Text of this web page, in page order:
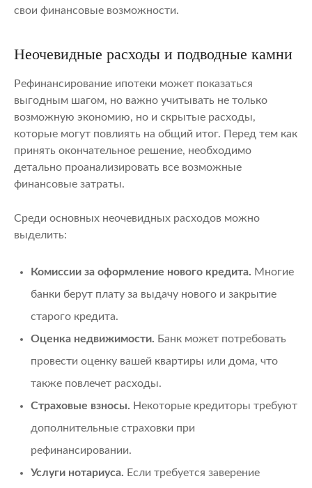
свои финансовые возможности.
Неочевидные расходы и подводные камни
Рефинансирование ипотеки может показаться
выгодным шагом, но важно учитывать не только
возможную экономию, но и скрытые расходы,
которые могут повлиять на общий итог. Перед тем как
принять окончательное решение, необходимо
детально проанализировать все возможные
финансовые затраты.
Среди основных неочевидных расходов можно
выделить:
Комиссии за оформление нового кредита. Многие
банки берут плату за выдачу нового и закрытие
старого кредита.
Оценка недвижимости. Банк может потребовать
провести оценку вашей квартиры или дома, что
также повлечет расходы.
Страховые взносы. Некоторые кредиторы требуют
дополнительные страховки при
рефинансировании.
Услуги нотариуса. Если требуется заверение